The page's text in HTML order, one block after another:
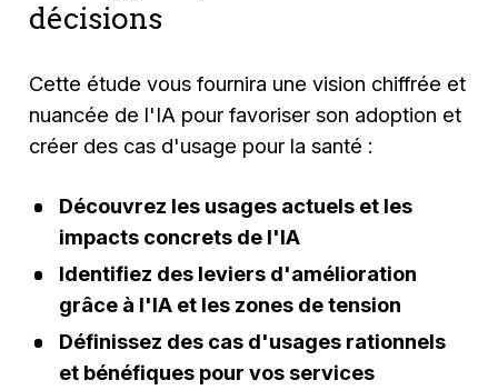
décisions
Cette étude vous fournira une vision chiffrée et
nuancée de l'IA pour favoriser son adoption et
créer des cas d'usage pour la santé :
Découvrez les usages actuels et les
impacts concrets de l'IA
Identifiez des leviers d'amélioration
grâce à l'IA et les zones de tension
Définissez des cas d'usages rationnels
et bénéfiques pour vos services